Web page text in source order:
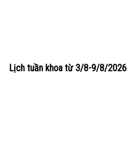
Lịch tuần khoa từ 3/8-9/8/2026